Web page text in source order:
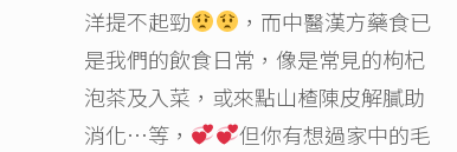
洋提不起勁
，而中醫漢方藥食已
是我們的飲食日常，像是常見的枸杞
泡茶及入菜，或來點山楂陳皮解膩助
消化…等，
但你有想過家中的毛